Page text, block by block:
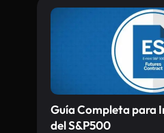
Guía Completa para
del S&P500